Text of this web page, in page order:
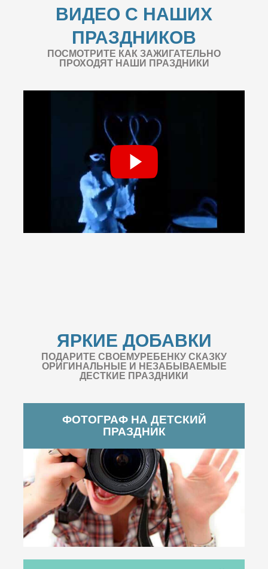
ВИДЕО С НАШИХ
ПРАЗДНИКОВ
ПОСМОТРИТЕ КАК ЗАЖИГАТЕЛЬНО
ПРОХОДЯТ НАШИ ПРАЗДНИКИ
ЯРКИЕ ДОБАВКИ
ПОДАРИТЕ СВОЕМУРЕБЕНКУ СКАЗКУ
ОРИГИНАЛЬНЫЕ И НЕЗАБЫВАЕМЫЕ
ДЕСТКИЕ ПРАЗДНИКИ
ФОТОГРАФ НА ДЕТСКИЙ
ПРАЗДНИК